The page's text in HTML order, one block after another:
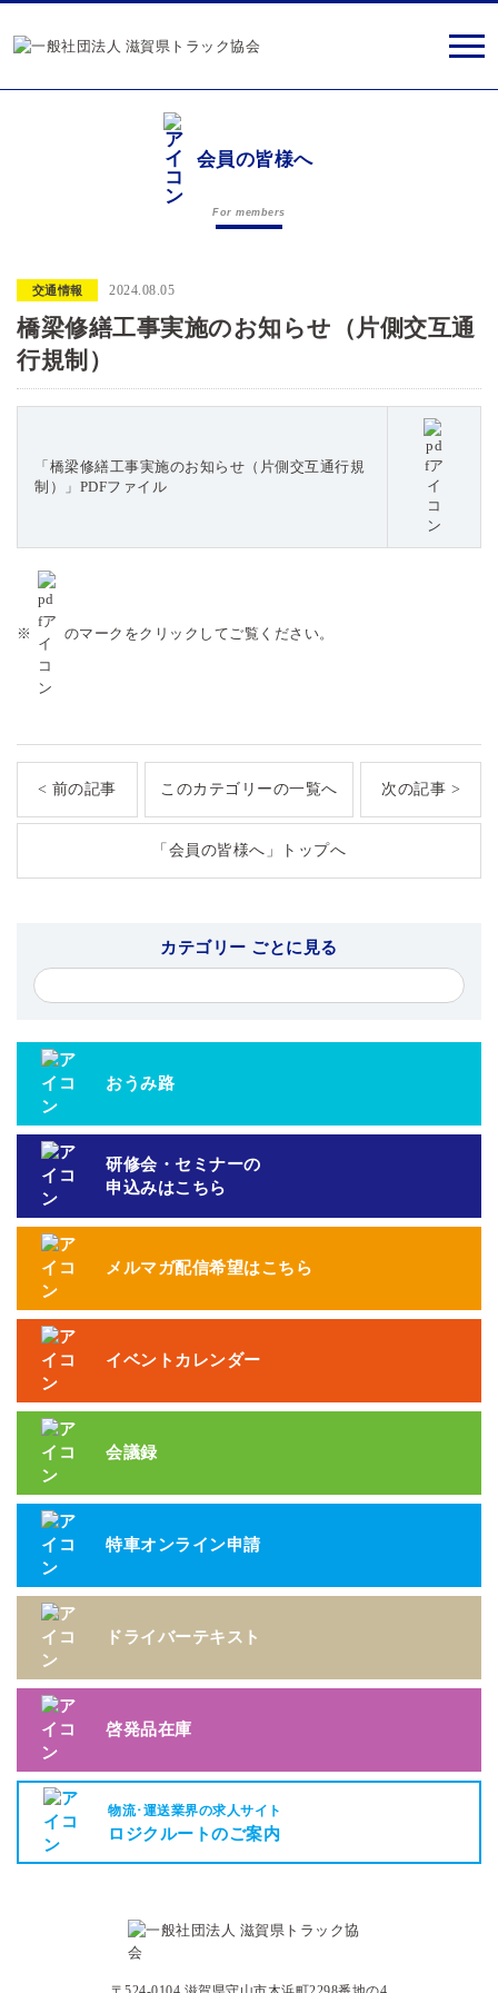
会員の皆様へ
For members
交通情報 2024.08.05
橋梁修繕工事実施のお知らせ（片側交互通
行規制）
「橋梁修繕工事実施のお知らせ（片側交互通行規
制）」PDFファイル
※ のマークをクリックしてご覧ください。
< 前の記事 このカテゴリーの一覧へ 次の記事 >
「会員の皆様へ」トップへ
カテゴリー ごとに見る
おうみ路
研修会・セミナーの
申込みはこちら
メルマガ配信希望はこちら
イベントカレンダー
会議録
特車オンライン申請
ドライバーテキスト
啓発品在庫
物流･運送業界の求人サイト
ロジクルートのご案内